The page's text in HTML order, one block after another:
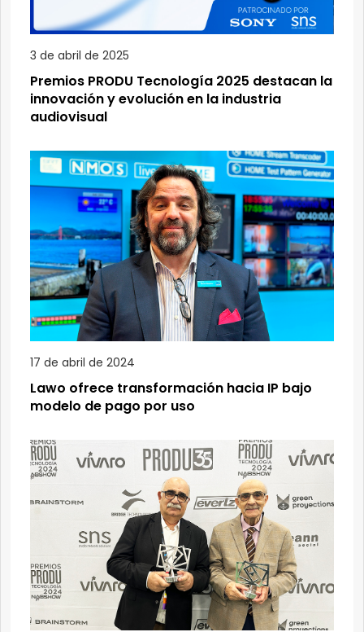
3 de abril de 2025
Premios PRODU Tecnología 2025 destacan la
innovación y evolución en la industria
audiovisual
17 de abril de 2024
Lawo ofrece transformación hacia IP bajo
modelo de pago por uso